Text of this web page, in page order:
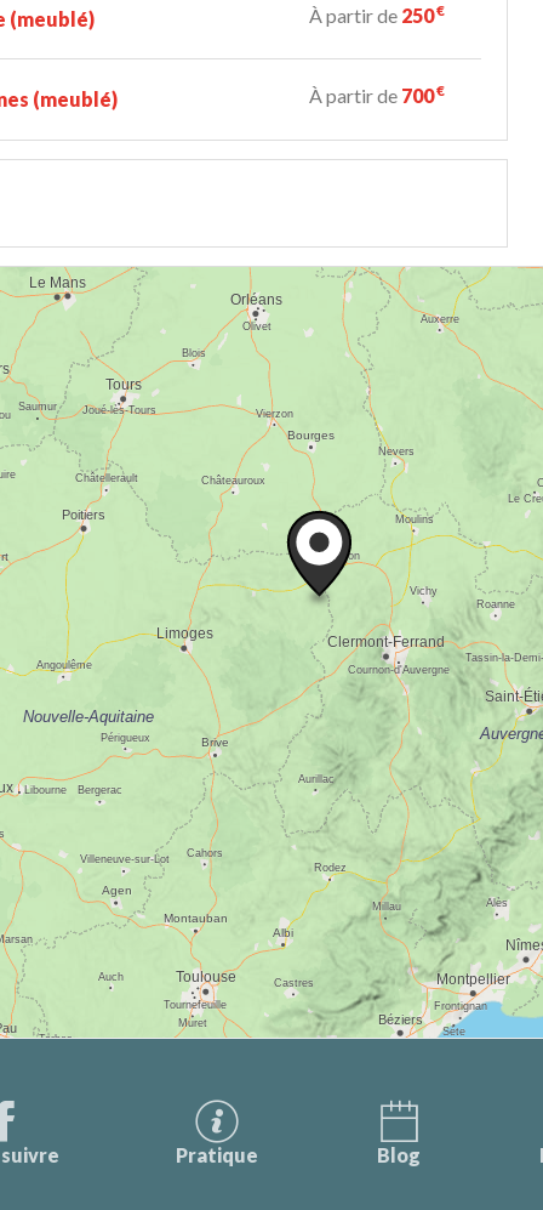
(meublé) À partir de 250€
(meublé) À partir de 700€
Pratique Blog